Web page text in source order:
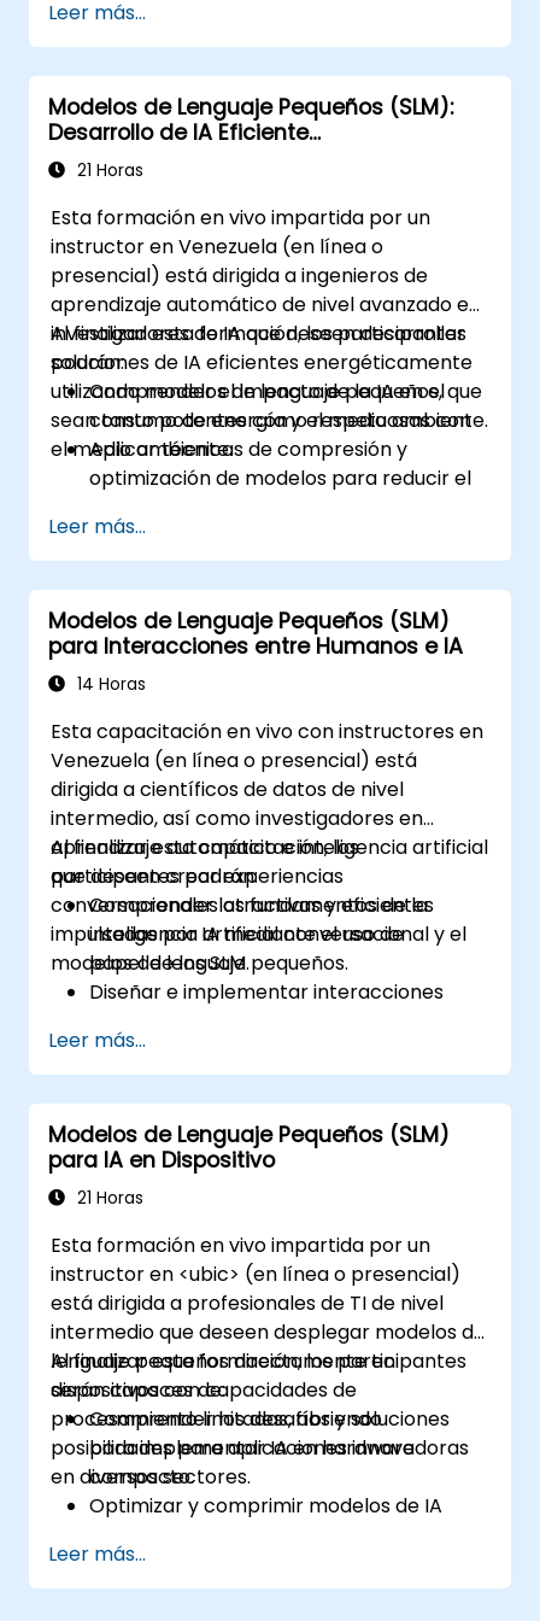
modelos.
Entrenar y ajustar modelos de lenguaje
para aplicaciones específicas del
dominio.
Evaluar y evaluar las capacidades de los
modelos utilizando métricas relevantes al
Desplegar modelos de lenguaje
específicos del dominio en escenarios del
mundo real.
Leer más...
Modelos de Lenguaje Pequeños (SLM):
Desarrollo de IA Eficiente
Energéticamente
21 Horas
Esta formación en vivo impartida por un
instructor en Venezuela (en línea o
presencial) está dirigida a ingenieros de
aprendizaje automático de nivel avanzado e
investigadores de IA que deseen desarrollar
soluciones de IA eficientes energéticamente
utilizando modelos de lenguaje pequeños, que
sean tanto potentes como respetuosas con
el medio ambiente.
Al finalizar esta formación, los participantes
podrán:
Comprender el impacto de la IA en el
consumo de energía y el medio ambiente.
Aplicar técnicas de compresión y
optimización de modelos para reducir el
modelos de IA.
Utilizar hardware y marcos de software
eficientes energéticamente para el
despliegue de IA.
Implementar las mejores prácticas para
un desarrollo sostenible de la IA.
sostenibles en la industria de la IA.
Leer más...
Modelos de Lenguaje Pequeños (SLM)
para Interacciones entre Humanos e IA
14 Horas
Esta capacitación en vivo con instructores en
Venezuela (en línea o presencial) está
dirigida a científicos de datos de nivel
intermedio, así como investigadores en
aprendizaje automático e inteligencia artificial
que deseen crear experiencias
conversacionales atractivas y eficientes
impulsadas por IA mediante el uso de
modelos de lenguaje pequeños.
Al finalizar esta capacitación, los
participantes podrán:
Comprender los fundamentos de la
inteligencia artificial conversacional y el
papel de los SLM.
Diseñar e implementar interacciones
Desarrollar y entrenar SLM para
aplicaciones interactivas.
Evaluar y mejorar la eficacia de la
comunicación humano-IA utilizando
métricas apropiadas.
Desplegar interfaces conversacionales
escenarios del mundo real.
Leer más...
Modelos de Lenguaje Pequeños (SLM)
para IA en Dispositivo
21 Horas
Esta formación en vivo impartida por un
instructor en <ubic> (en línea o presencial)
está dirigida a profesionales de TI de nivel
intermedio que deseen desplegar modelos de
lenguaje pequeños directamente en
dispositivos con capacidades de
procesamiento limitadas, abriendo
posibilidades para aplicaciones innovadoras
en diversos sectores.
Al finalizar esta formación, los participantes
serán capaces de:
Comprender los desafíos y soluciones
para implementar IA en hardware
compacto.
Optimizar y comprimir modelos de IA
dispositivo.
Utilizar frameworks y herramientas
Leer más...